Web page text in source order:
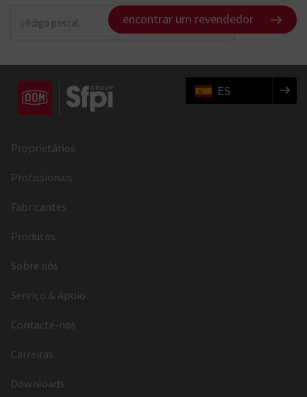
encontrar um revendedor
ES
Proprietários
Profissionais
Fabricantes
Produtos
Sobre nós
Serviço & Apoio
Contacte-nos
Carreiras
Downloads